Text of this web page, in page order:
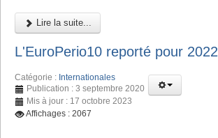
Lire la suite...
L'EuroPerio10 reporté pour 2022
Catégorie : Internationales
Publication : 3 septembre 2020
Mis à jour : 17 octobre 2023
Affichages : 2067